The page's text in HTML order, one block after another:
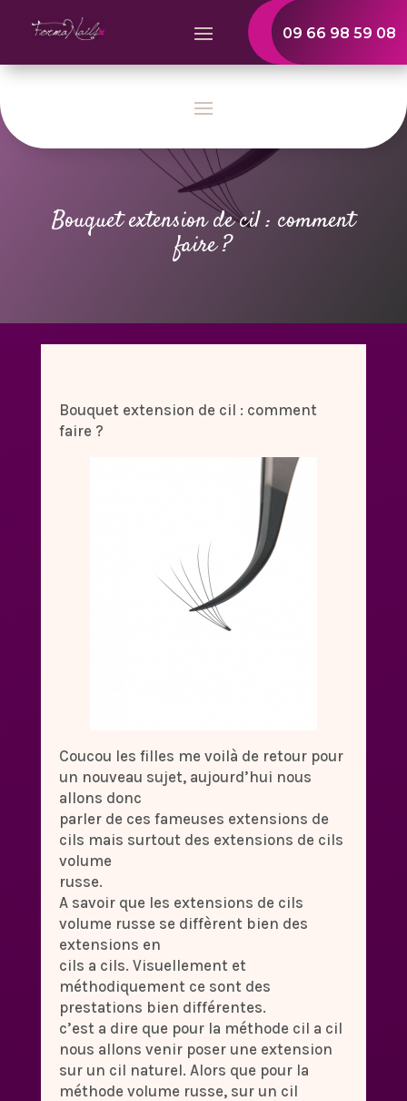
09 66 98 59 08
Bouquet extension de cil : comment
faire ?
Bouquet extension de cil : comment
faire ?
Coucou les filles me voilà de retour pour
un nouveau sujet, aujourd’hui nous
allons donc
parler de ces fameuses extensions de
cils mais surtout des extensions de cils
volume
russe.
A savoir que les extensions de cils
volume russe se diffèrent bien des
extensions en
cils a cils. Visuellement et
méthodiquement ce sont des
prestations bien différentes.
c’est a dire que pour la méthode cil a cil
nous allons venir poser une extension
sur un cil naturel. Alors que pour la
méthode volume russe, sur un cil